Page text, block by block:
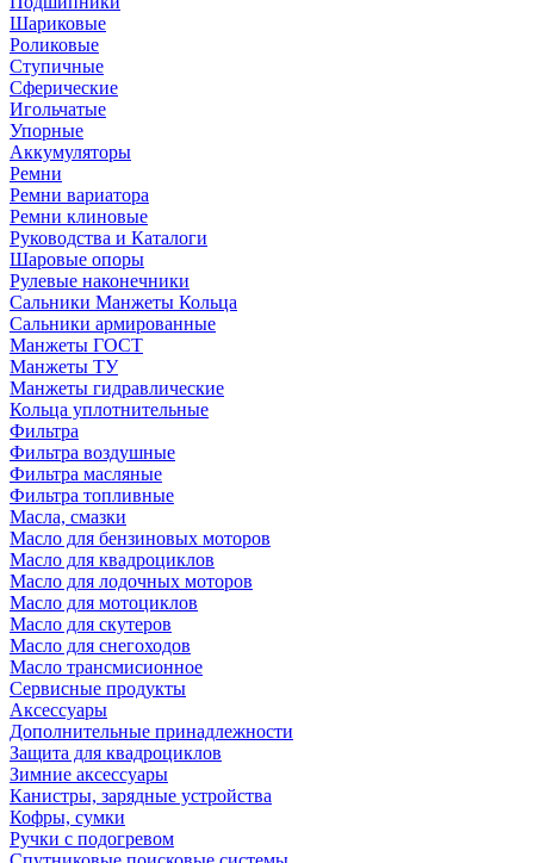
Шариковые
Роликовые
Ступичные
Сферические
Игольчатые
Упорные
Аккумуляторы
Ремни
Ремни вариатора
Ремни клиновые
Руководства и Каталоги
Шаровые опоры
Рулевые наконечники
Сальники Манжеты Кольца
Сальники армированные
Манжеты ГОСТ
Манжеты ТУ
Манжеты гидравлические
Кольца уплотнительные
Фильтра
Фильтра воздушные
Фильтра масляные
Фильтра топливные
Масла, смазки
Масло для бензиновых моторов
Масло для квадроциклов
Масло для лодочных моторов
Масло для мотоциклов
Масло для скутеров
Масло для снегоходов
Масло трансмисионное
Сервисные продукты
Аксессуары
Дополнительные принадлежности
Защита для квадроциклов
Зимние аксессуары
Канистры, зарядные устройства
Кофры, сумки
Ручки с подогревом